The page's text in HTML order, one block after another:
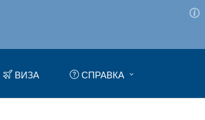
ВИЗА СПРАВКА